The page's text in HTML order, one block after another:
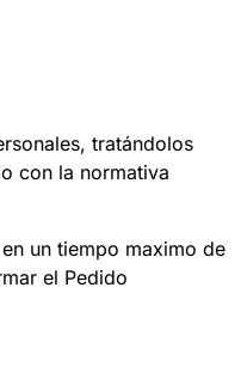
tratándolos
con la normativa
un tiempo maximo de
el Pedido